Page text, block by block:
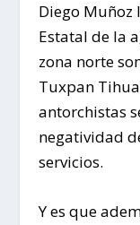
Diego
Estatal de la
zona norte
Tuxpan
antorchistas
negatividad
servicios.
Y es que